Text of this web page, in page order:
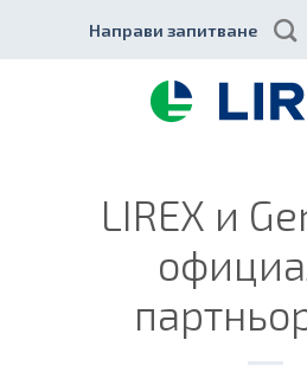
content
Направи запитване
LIREX и